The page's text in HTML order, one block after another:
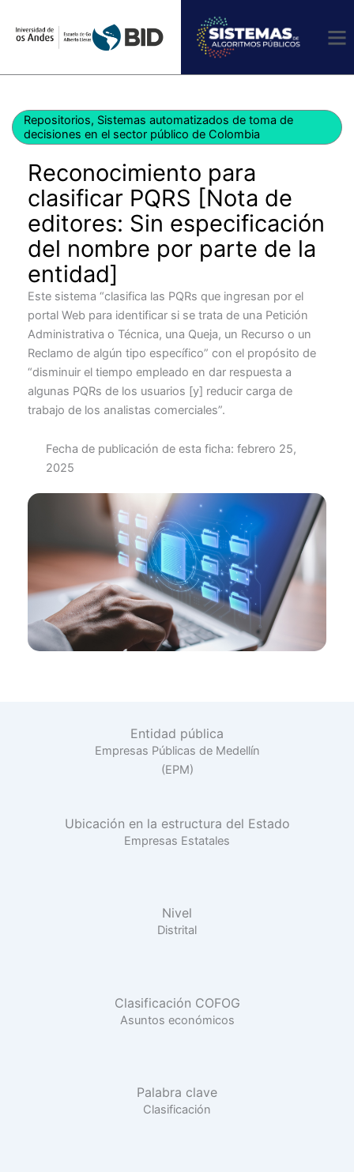
Repositorios, Sistemas automatizados de toma de
decisiones en el sector público de Colombia
Reconocimiento para
clasificar PQRS [Nota de
editores: Sin especificación
del nombre por parte de la
entidad]
Este sistema “clasifica las PQRs que ingresan por el
portal Web para identificar si se trata de una Petición
Administrativa o Técnica, una Queja, un Recurso o un
Reclamo de algún tipo específico” con el propósito de
“disminuir el tiempo empleado en dar respuesta a
algunas PQRs de los usuarios [y] reducir carga de
trabajo de los analistas comerciales”.
Fecha de publicación de esta ficha: febrero 25,
2025
Entidad pública
Empresas Públicas de Medellín
(EPM)
Ubicación en la estructura del Estado
Empresas Estatales
Nivel
Distrital
Clasificación COFOG
Asuntos económicos
Palabra clave
Clasificación